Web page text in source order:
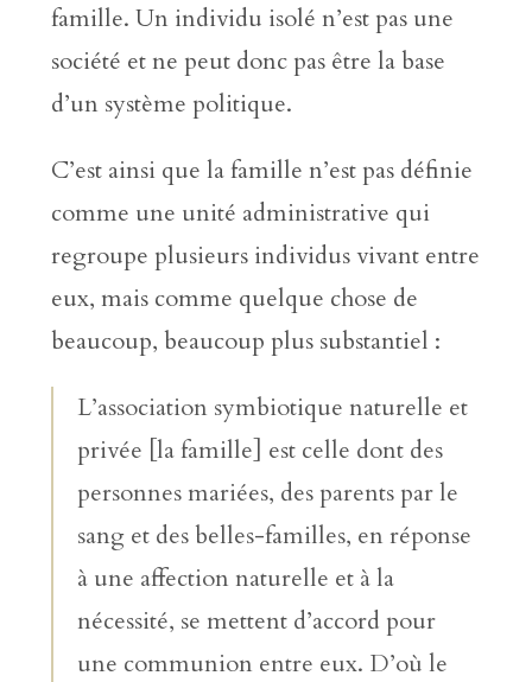
famille. Un individu isolé n’est pas une
société et ne peut donc pas être la base
d’un système politique.
C’est ainsi que la famille n’est pas définie
comme une unité administrative qui
regroupe plusieurs individus vivant entre
eux, mais comme quelque chose de
beaucoup, beaucoup plus substantiel :
L’association symbiotique naturelle et
privée [la famille] est celle dont des
personnes mariées, des parents par le
sang et des belles-familles, en réponse
à une affection naturelle et à la
nécessité, se mettent d’accord pour
une communion entre eux. D’où le